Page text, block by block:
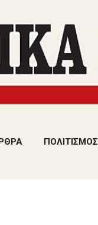
ΠΟΛΙΤΙΣΜΟΣ